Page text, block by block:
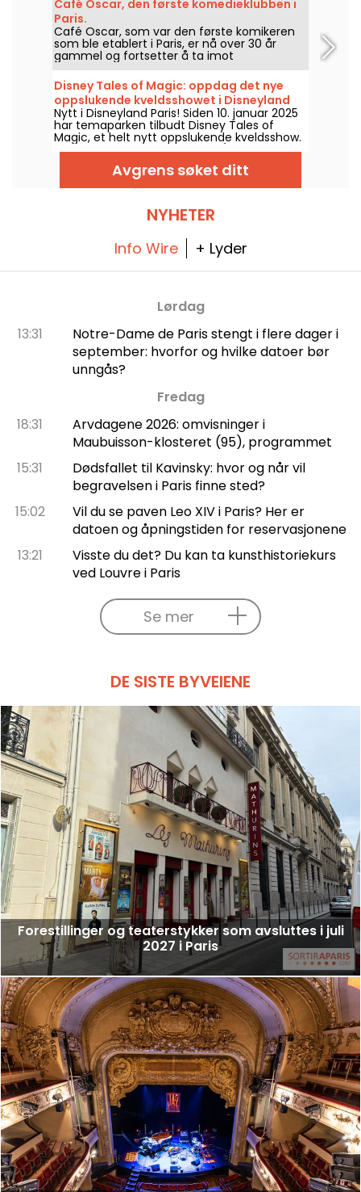
immersive forestillinger, blant annet en
produksjon omkring juletider.
Café Oscar, den første komedieklubben i
Paris.
Café Oscar, som var den første komikeren
som ble etablert i Paris, er nå over 30 år
gammel og fortsetter å ta imot
profesjonelle standup-komikere, og
potensielt fremtidige profesjonelle. Hver uke
presenterer Café Oscar nye komikere.
Disney Tales of Magic: oppdag det nye
oppslukende kveldsshowet i Disneyland
Paris
Nytt i Disneyland Paris! Siden 10. januar 2025
har temaparken tilbudt Disney Tales of
Magic, et helt nytt oppslukende kveldsshow.
På programmet: projeksjoner (ikke bare på
slottet), lyseffekter og, som alltid, scener
inspirert av Disney- og Pixar-filmer!
Avgrens søket ditt
NYHETER
Info Wire + Lyder
Lørdag
13:31
Notre-Dame de Paris stengt i flere dager i
september: hvorfor og hvilke datoer bør
unngås?
Fredag
18:31
Arvdagene 2026: omvisninger i
Maubuisson-klosteret (95), programmet
15:31
Dødsfallet til Kavinsky: hvor og når vil
begravelsen i Paris finne sted?
15:02
Vil du se paven Leo XIV i Paris? Her er
datoen og åpningstiden for reservasjonene
13:21
Visste du det? Du kan ta kunsthistoriekurs
ved Louvre i Paris
Se mer
DE SISTE BYVEIENE
Forestillinger og teaterstykker som avsluttes i juli
2027 i Paris